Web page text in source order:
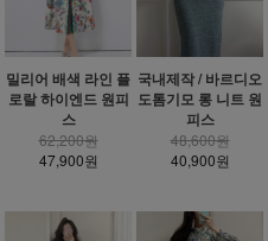
밀리어 배색 라인 플
로랄 하이엔드 원피
스
62,200원
47,900원
국내제작 / 바르디오
도톰기모 롱 니트 원
피스
48,600원
40,900원